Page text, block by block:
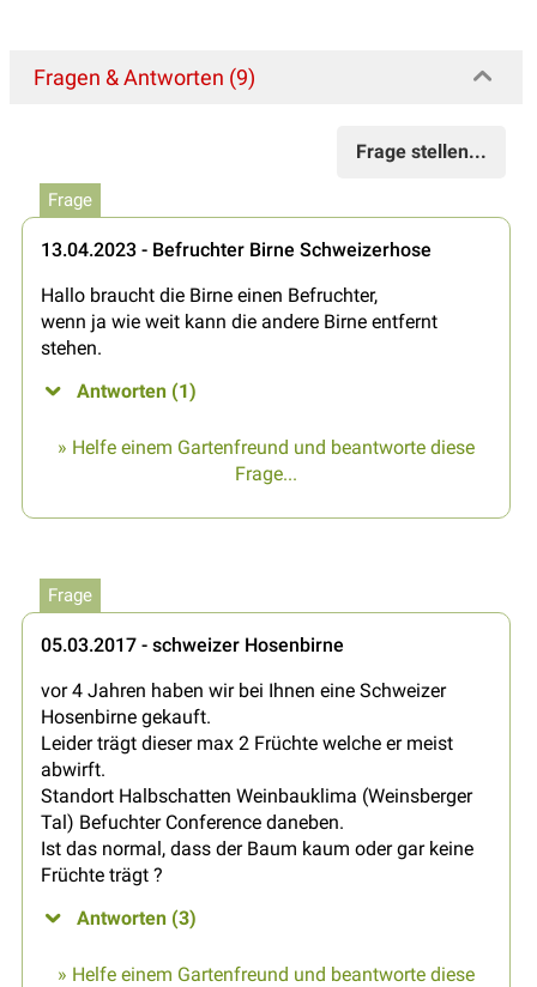
Fragen & Antworten (9)
Frage stellen...
Frage
13.04.2023 - Befruchter Birne Schweizerhose
Hallo braucht die Birne einen Befruchter,
wenn ja wie weit kann die andere Birne entfernt
stehen.
Antworten (1)
» Helfe einem Gartenfreund und beantworte diese
Frage...
Frage
05.03.2017 - schweizer Hosenbirne
vor 4 Jahren haben wir bei Ihnen eine Schweizer
Hosenbirne gekauft.
Leider trägt dieser max 2 Früchte welche er meist
abwirft.
Standort Halbschatten Weinbauklima (Weinsberger
Tal) Befuchter Conference daneben.
Ist das normal, dass der Baum kaum oder gar keine
Früchte trägt ?
Antworten (3)
» Helfe einem Gartenfreund und beantworte diese